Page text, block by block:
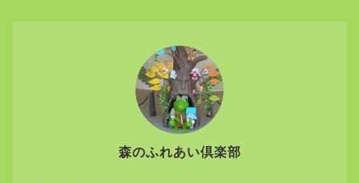
森のふれあい倶楽部